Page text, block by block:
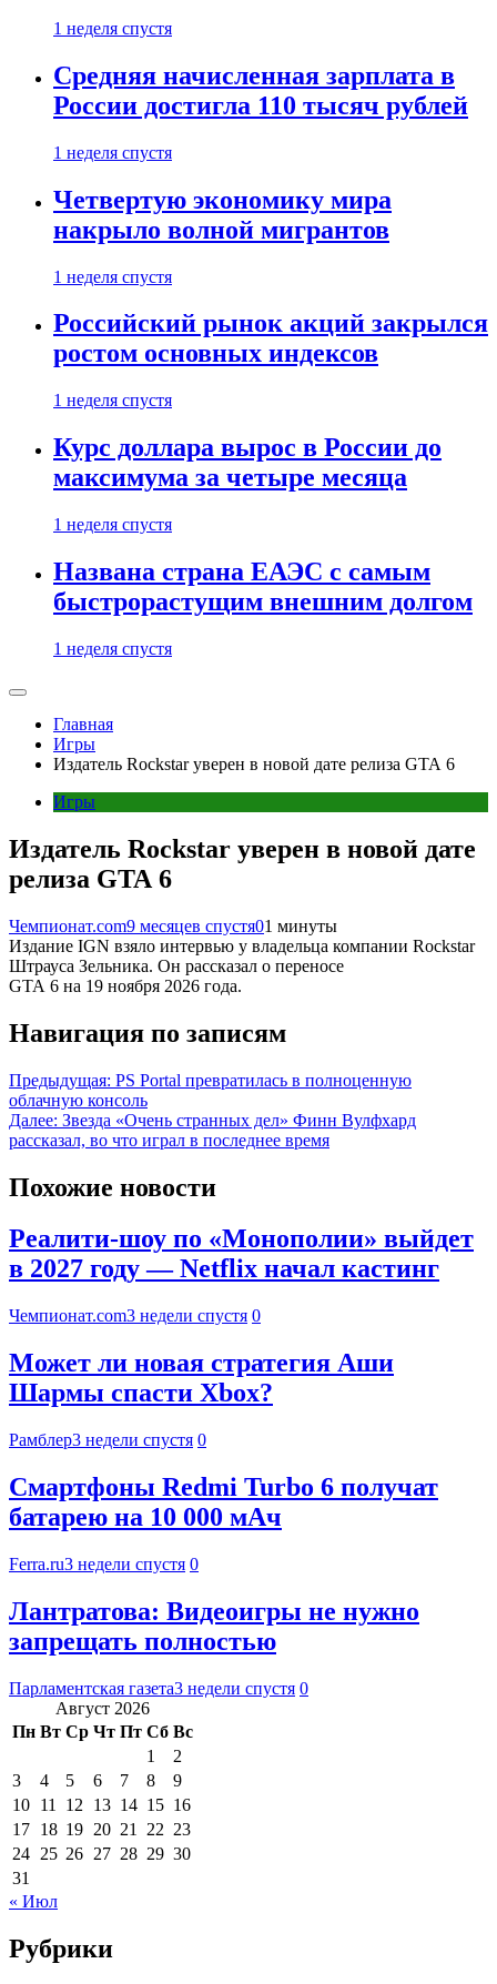
1 неделя спустя
Средняя начисленная зарплата в
России достигла 110 тысяч рублей
1 неделя спустя
Четвертую экономику мира
накрыло волной мигрантов
1 неделя спустя
Российский рынок акций закрылся
ростом основных индексов
1 неделя спустя
Курс доллара вырос в России до
максимума за четыре месяца
1 неделя спустя
Названа страна ЕАЭС с самым
быстрорастущим внешним долгом
1 неделя спустя
Главная
Игры
Издатель Rockstar уверен в новой дате релиза GTA 6
Игры
Издатель Rockstar уверен в новой дате
релиза GTA 6
Чемпионат.com9 месяцев спустя01 минуты
Издание IGN взяло интервью у владельца компании Rockstar
Штрауса Зельника. Он рассказал о переносе
GTA 6 на 19 ноября 2026 года.
Навигация по записям
Предыдущая: PS Portal превратилась в полноценную
облачную консоль
Далее: Звезда «Очень странных дел» Финн Вулфхард
рассказал, во что играл в последнее время
Похожие новости
Реалити-шоу по «Монополии» выйдет
в 2027 году — Netflix начал кастинг
Чемпионат.com3 недели спустя 0
Может ли новая стратегия Аши
Шармы спасти Xbox?
Рамблер3 недели спустя 0
Смартфоны Redmi Turbo 6 получат
батарею на 10 000 мАч
Ferra.ru3 недели спустя 0
Лантратова: Видеоигры не нужно
запрещать полностью
Парламентская газета3 недели спустя 0
Август 2026
Пн Вт Ср Чт Пт Сб Вс
1
2
3
4 5 6 7 8
9
10 11 12 13 14 15 16
17 18 19 20 21 22 23
24 25 26 27 28 29 30
31
« Июл
Рубрики